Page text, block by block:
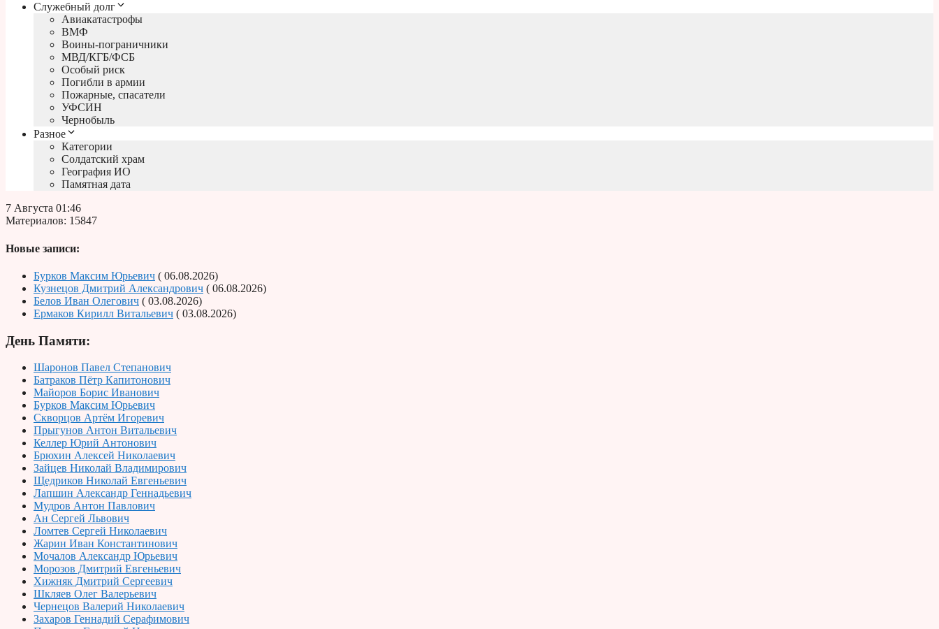
Служебный долг
Авиакатастрофы
ВМФ
Воины-пограничники
МВД/КГБ/ФСБ
Особый риск
Погибли в армии
Пожарные, спасатели
УФСИН
Чернобыль
Разное
Категории
Солдатский храм
География ИО
Памятная дата
7 Августа 01:46
Материалов: 15847
Новые записи:
Бурков Максим Юрьевич ( 06.08.2026)
Кузнецов Дмитрий Александрович ( 06.08.2026)
Белов Иван Олегович ( 03.08.2026)
Ермаков Кирилл Витальевич ( 03.08.2026)
День Памяти:
Шаронов Павел Степанович
Батраков Пётр Капитонович
Майоров Борис Иванович
Бурков Максим Юрьевич
Скворцов Артём Игоревич
Прыгунов Антон Витальевич
Келлер Юрий Антонович
Брюхин Алексей Николаевич
Зайцев Николай Владимирович
Щедриков Николай Евгеньевич
Лапшин Александр Геннадьевич
Мудров Антон Павлович
Ан Сергей Львович
Ломтев Сергей Николаевич
Жарин Иван Константинович
Мочалов Александр Юрьевич
Морозов Дмитрий Евгеньевич
Хижняк Дмитрий Сергеевич
Шкляев Олег Валерьевич
Чернецов Валерий Николаевич
Захаров Геннадий Серафимович